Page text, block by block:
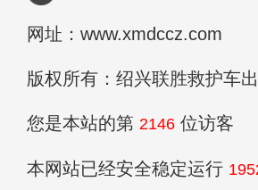
网址：www.xmdccz.com
版权所有：绍兴联胜救护车
您是本站的第 2146 位访客
本网站已经安全稳定运行